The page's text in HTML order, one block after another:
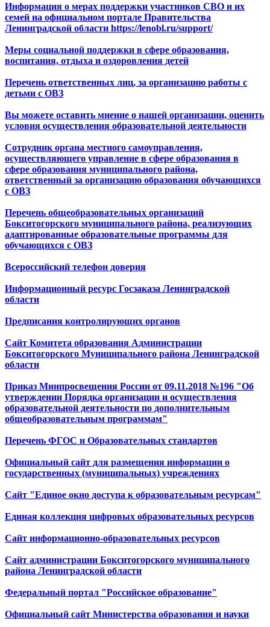
Информация о мерах поддержки участников СВО и их
семей на официальном портале Правительства
Ленинградской области https://lenobl.ru/support/
Меры социальной поддержки в сфере образования,
воспитания, отдыха и оздоровления детей
Перечень ответственных лиц, за организацию работы с
детьми с ОВЗ
Вы можете оставить мнение о нашей организации, оценить
условия осуществления образовательной деятельности
Сотрудник органа местного самоуправления,
осуществляющего управление в сфере образования в
сфере образования муниципального района,
ответственный за организацию образования обучающихся
с ОВЗ
Перечень общеобразовательных организаций
Бокситогорского муниципального района, реализующих
адаптированные образовательные программы для
обучающихся с ОВЗ
Всероссийский телефон доверия
Информационный ресурс Госзаказа Ленинградской
области
Предписания контролирующих органов
Сайт Комитета образования Администрации
Бокситогорского Муниципального района Ленинградской
области
Приказ Минпросвещения России от 09.11.2018 №196 "Об
утверждении Порядка организации и осуществления
образовательной деятельности по дополнительным
общеобразовательным программам"
Перечень ФГОС и Образовательных стандартов
Официальный сайт для размещения информации о
государственных (муниципальных) учреждениях
Сайт "Единое окно доступа к образовательным ресурсам"
Единая коллекция цифровых образовательных ресурсов
Сайт информационно-образовательных ресурсов
Сайт администрации Бокситогорского муниципального
района Ленинградской области
Федеральный портал "Российское образование"
Официальный сайт Министерства образования и науки